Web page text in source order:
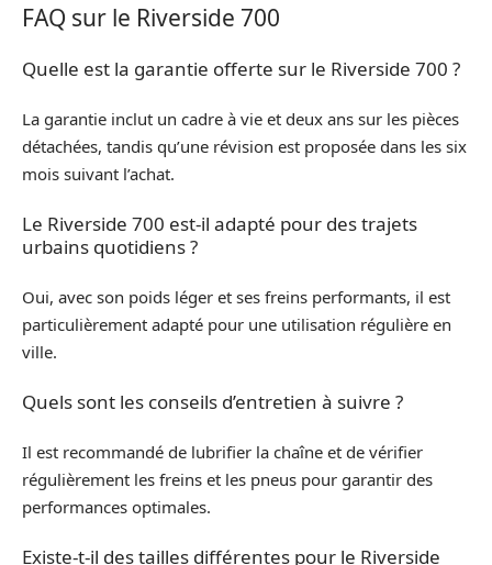
FAQ sur le Riverside 700
Quelle est la garantie offerte sur le Riverside 700 ?
La garantie inclut un cadre à vie et deux ans sur les pièces
détachées, tandis qu’une révision est proposée dans les six
mois suivant l’achat.
Le Riverside 700 est-il adapté pour des trajets
urbains quotidiens ?
Oui, avec son poids léger et ses freins performants, il est
particulièrement adapté pour une utilisation régulière en
ville.
Quels sont les conseils d’entretien à suivre ?
Il est recommandé de lubrifier la chaîne et de vérifier
régulièrement les freins et les pneus pour garantir des
performances optimales.
Existe-t-il des tailles différentes pour le Riverside